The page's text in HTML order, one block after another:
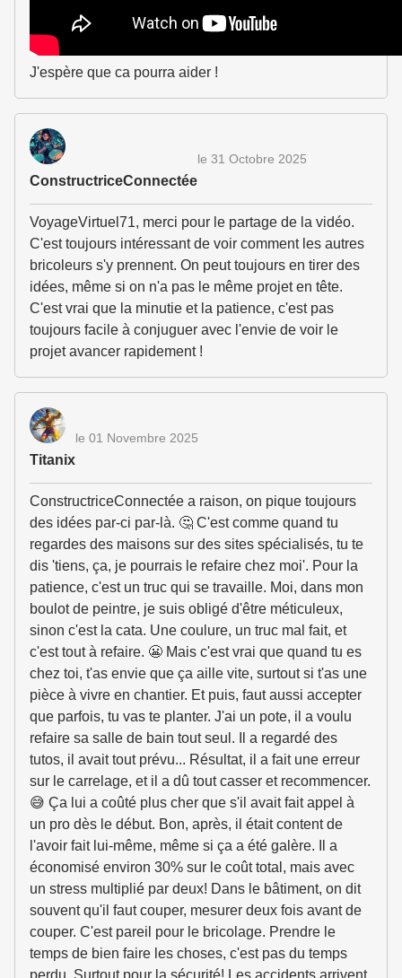
J'espère que ca pourra aider !
ConstructriceConnectée
le 31 Octobre 2025
VoyageVirtuel71, merci pour le partage de la vidéo.
C'est toujours intéressant de voir comment les autres
bricoleurs s'y prennent. On peut toujours en tirer des
idées, même si on n'a pas le même projet en tête.
C'est vrai que la minutie et la patience, c'est pas
toujours facile à conjuguer avec l'envie de voir le
projet avancer rapidement !
Titanix
le 01 Novembre 2025
ConstructriceConnectée a raison, on pique toujours
des idées par-ci par-là. 🤔 C'est comme quand tu
regardes des maisons sur des sites spécialisés, tu te
dis 'tiens, ça, je pourrais le refaire chez moi'. Pour la
patience, c'est un truc qui se travaille. Moi, dans mon
boulot de peintre, je suis obligé d'être méticuleux,
sinon c'est la cata. Une coulure, un truc mal fait, et
c'est tout à refaire. 😬 Mais c'est vrai que quand tu es
chez toi, t'as envie que ça aille vite, surtout si t'as une
pièce à vivre en chantier. Et puis, faut aussi accepter
que parfois, tu vas te planter. J'ai un pote, il a voulu
refaire sa salle de bain tout seul. Il a regardé des
tutos, il avait tout prévu... Résultat, il a fait une erreur
sur le carrelage, et il a dû tout casser et recommencer.
😅 Ça lui a coûté plus cher que s'il avait fait appel à
un pro dès le début. Bon, après, il était content de
l'avoir fait lui-même, même si ça a été galère. Il a
économisé environ 30% sur le coût total, mais avec
un stress multiplié par deux! Dans le bâtiment, on dit
souvent qu'il faut couper, mesurer deux fois avant de
couper. C'est pareil pour le bricolage. Prendre le
temps de bien faire les choses, c'est pas du temps
perdu. Surtout pour la sécurité! Les accidents arrivent